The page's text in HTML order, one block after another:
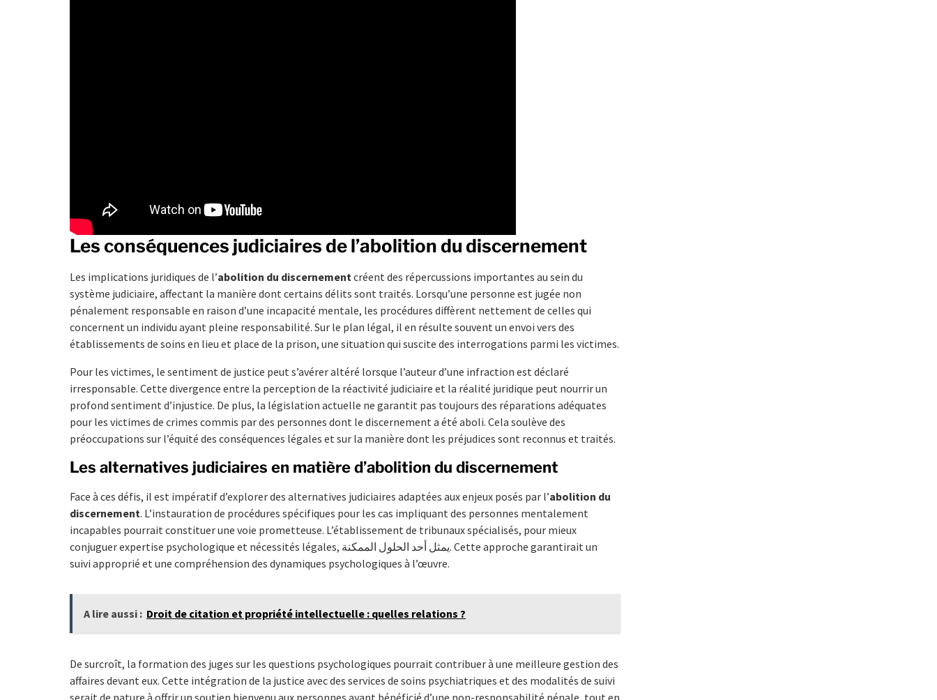
Les conséquences judiciaires de l’abolition du discernement
Les implications juridiques de l’abolition du discernement créent des répercussions importantes au sein du
système judiciaire, affectant la manière dont certains délits sont traités. Lorsqu’une personne est jugée non
pénalement responsable en raison d’une incapacité mentale, les procédures diffèrent nettement de celles qui
concernent un individu ayant pleine responsabilité. Sur le plan légal, il en résulte souvent un envoi vers des
établissements de soins en lieu et place de la prison, une situation qui suscite des interrogations parmi les victimes.
Pour les victimes, le sentiment de justice peut s’avérer altéré lorsque l’auteur d’une infraction est déclaré
irresponsable. Cette divergence entre la perception de la réactivité judiciaire et la réalité juridique peut nourrir un
profond sentiment d’injustice. De plus, la législation actuelle ne garantit pas toujours des réparations adéquates
pour les victimes de crimes commis par des personnes dont le discernement a été aboli. Cela soulève des
préoccupations sur l’équité des conséquences légales et sur la manière dont les préjudices sont reconnus et traités.
Les alternatives judiciaires en matière d’abolition du discernement
Face à ces défis, il est impératif d’explorer des alternatives judiciaires adaptées aux enjeux posés par l’abolition du
discernement. L’instauration de procédures spécifiques pour les cas impliquant des personnes mentalement
incapables pourrait constituer une voie prometteuse. L’établissement de tribunaux spécialisés, pour mieux
conjuguer expertise psychologique et nécessités légales, يمثل أحد الحلول الممكنة. Cette approche garantirait un
suivi approprié et une compréhension des dynamiques psychologiques à l’œuvre.
A lire aussi : Droit de citation et propriété intellectuelle : quelles relations ?
De surcroît, la formation des juges sur les questions psychologiques pourrait contribuer à une meilleure gestion des
affaires devant eux. Cette intégration de la justice avec des services de soins psychiatriques et des modalités de suivi
serait de nature à offrir un soutien bienvenu aux personnes ayant bénéficié d’une non-responsabilité pénale, tout en